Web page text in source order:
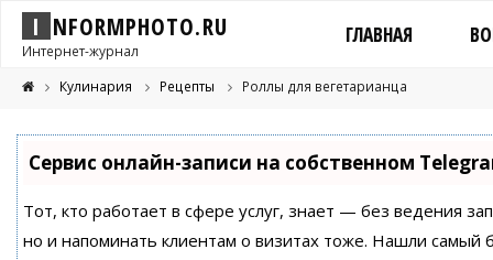
I NFORMPHOTO.RU
Интернет-журнал
ГЛАВНАЯ
Кулинария Рецепты Роллы для вегетарианца
Сервис онлайн-записи на собственном
Тот, кто работает в сфере услуг, знает — без ведения
но и напоминать клиентам о визитах тоже. Нашли